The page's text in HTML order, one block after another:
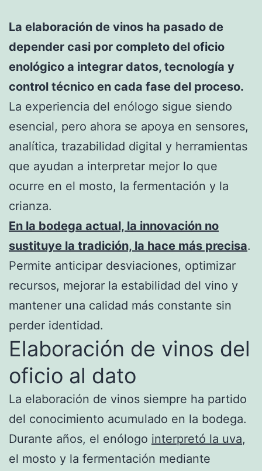
La elaboración de vinos ha pasado de
depender casi por completo del oficio
enológico a integrar datos, tecnología y
control técnico en cada fase del proceso.
La experiencia del enólogo sigue siendo
esencial, pero ahora se apoya en sensores,
analítica, trazabilidad digital y herramientas
que ayudan a interpretar mejor lo que
ocurre en el mosto, la fermentación y la
crianza.
En la bodega actual, la innovación no
sustituye la tradición, la hace más precisa.
Permite anticipar desviaciones, optimizar
recursos, mejorar la estabilidad del vino y
mantener una calidad más constante sin
perder identidad.
Elaboración de vinos del
oficio al dato
La elaboración de vinos siempre ha partido
del conocimiento acumulado en la bodega.
Durante años, el enólogo interpretó la uva,
el mosto y la fermentación mediante